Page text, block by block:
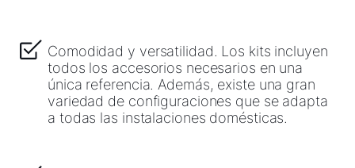
Comodidad y versatilidad. Los kits incluyen
todos los accesorios necesarios en una
única referencia. Además, existe una gran
variedad de configuraciones que se adapta
a todas las instalaciones domésticas.